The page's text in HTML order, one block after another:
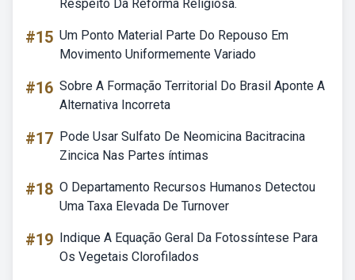
Respeito Da Reforma Religiosa.
#15 Um Ponto Material Parte Do Repouso Em
Movimento Uniformemente Variado
#16 Sobre A Formação Territorial Do Brasil Aponte A
Alternativa Incorreta
#17 Pode Usar Sulfato De Neomicina Bacitracina
Zincica Nas Partes íntimas
#18 O Departamento Recursos Humanos Detectou
Uma Taxa Elevada De Turnover
#19 Indique A Equação Geral Da Fotossíntese Para
Os Vegetais Clorofilados